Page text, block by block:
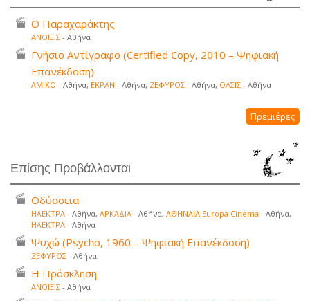
Ο Παραχαράκτης
ΑΝΟΙΞΙΣ - Αθήνα
Γνήσιο Αντίγραφο (Certified Copy, 2010 – Ψηφιακή
Επανέκδοση)
ΑΜΙΚΟ - Αθήνα, ΕΚΡΑΝ - Αθήνα, ΖΕΦΥΡΟΣ - Αθήνα, ΟΑΣΙΣ - Αθήνα
Πρεμιέρες
Επίσης Προβάλλονται
Οδύσσεια
ΗΛΕΚΤΡΑ - Αθήνα, ΑΡΚΑΔΙΑ - Αθήνα, ΑΘΗΝΑΙΑ Europa Cinema - Αθήνα,
ΗΛΕΚΤΡΑ - Αθήνα
Ψυχώ (Psycho, 1960 – Ψηφιακή Επανέκδοση)
ΖΕΦΥΡΟΣ - Αθήνα
Η Πρόσκληση
ΑΝΟΙΞΙΣ - Αθήνα